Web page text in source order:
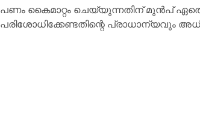
പണം കൈമാറ്റം ചെയ്യുന്നതിന് മുൻപ്
പരിശോധിക്കേണ്ടതിന്റെ പ്രാധാന്യവും